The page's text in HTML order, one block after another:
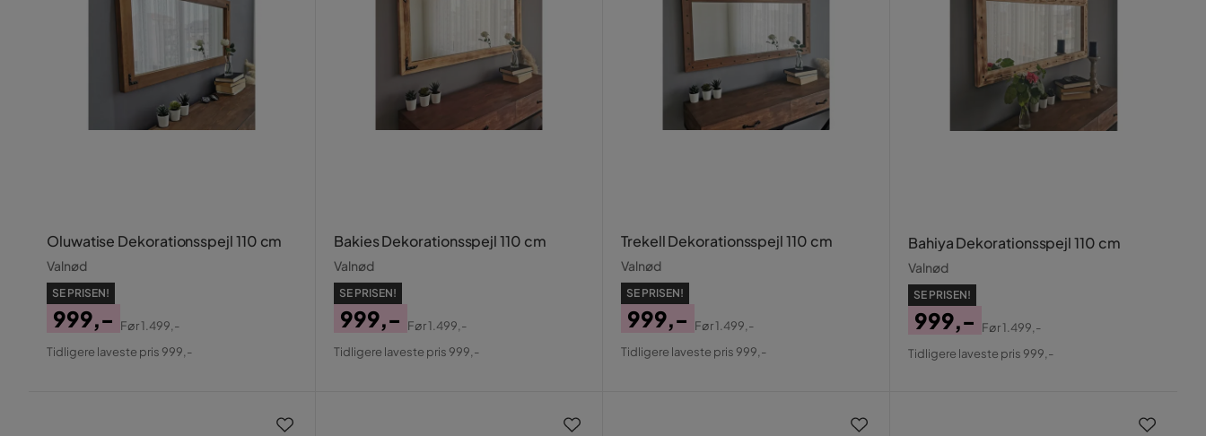
Oluwatise Dekorationsspejl 110 cm
Valnød
SE PRISEN!
Pris
999,-
Original
Før1.499,-
Tidligere laveste pris 999,-
Bakies Dekorationsspejl 110 cm
Valnød
SE PRISEN!
Pris
999,-
Original
Før1.499,-
Tidligere laveste pris 999,-
Trekell Dekorationsspejl 110 cm
Valnød
SE PRISEN!
Pris
999,-
Original
Før1.499,-
Tidligere laveste pris 999,-
Bahiya Dekorationsspejl 110 cm
Valnød
SE PRISEN!
Pris
999,-
Original
Før1.499,-
Tidligere laveste pris 999,-